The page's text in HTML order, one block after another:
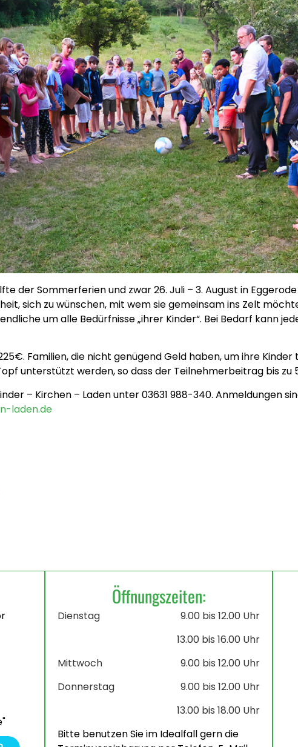
der Sommerferien und zwar 26. Juli – 3. August in
sich zu wünschen, mit wem sie gemeinsam ins Zelt
um alle Bedürfnisse „ihrer Kinder“. Bei Bedarf kann
Familien, die nicht genügend Geld haben, um ihre
unterstützt werden, so dass der Teilnehmerbeitrag bis zu
– Kirchen – Laden unter 03631 988-340. Anmeldungen
laden.de
Öffnungszeiten:
Dienstag
9.00 bis 12.00 Uhr
13.00 bis 16.00 Uhr
Mittwoch
9.00 bis 12.00 Uhr
Donnerstag
9.00 bis 12.00 Uhr
13.00 bis 18.00 Uhr
Bitte benutzen Sie im Idealfall gern die